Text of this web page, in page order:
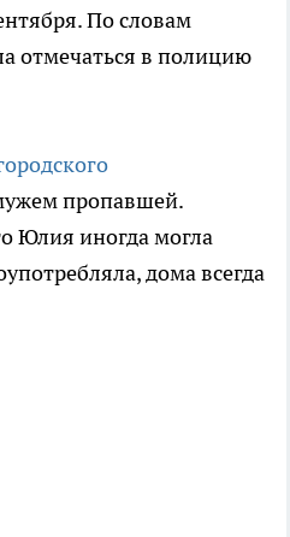
По словам
отмечаться в полицию
пропавшей.
Юлия иногда могла
дома всегда